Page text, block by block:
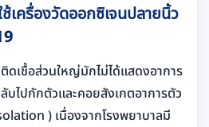
ช้เครื่องวัดออกซิเจนปลายนิ้ว
ดเชื้อส่วนใหญ่มักไม่ได้แสดงอาการ
บไปกักตัวและคอยสังเกตอาการตัว
) เนื่องจากโรงพยาบาลมี